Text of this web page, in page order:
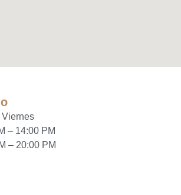
Viernes
– 14:00 PM
– 20:00 PM